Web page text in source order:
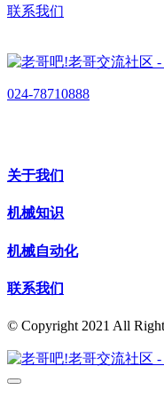
联系我们
024-78710888
关于我们
机械知识
机械自动化
联系我们
© Copyright 2021 All